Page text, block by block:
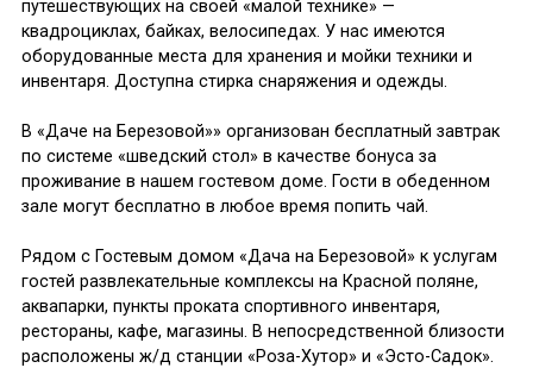
путешествующих на своей «малой технике» —
квадроциклах, байках, велосипедах. У нас имеются
оборудованные места для хранения и мойки техники и
инвентаря. Доступна стирка снаряжения и одежды.
В «Даче на Березовой»» организован бесплатный завтрак
по системе «шведский стол» в качестве бонуса за
проживание в нашем гостевом доме. Гости в обеденном
зале могут бесплатно в любое время попить чай.
Рядом с Гостевым домом «Дача на Березовой» к услугам
гостей развлекательные комплексы на Красной поляне,
аквапарки, пункты проката спортивного инвентаря,
рестораны, кафе, магазины. В непосредственной близости
расположены ж/д станции «Роза-Хутор» и «Эсто-Садок».